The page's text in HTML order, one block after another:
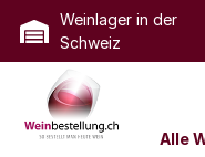
Weinlager in der
Schweiz
Alle